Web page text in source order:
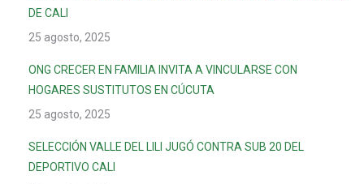
DE CALI
25 agosto, 2025
ONG CRECER EN FAMILIA INVITA A VINCULARSE CON
HOGARES SUSTITUTOS EN CÚCUTA
25 agosto, 2025
SELECCIÓN VALLE DEL LILI JUGÓ CONTRA SUB 20 DEL
DEPORTIVO CALI